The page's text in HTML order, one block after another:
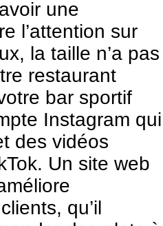
une
l’attention sur
, la taille n’a pas
restaurant
bar sportif
Instagram qui
des vidéos
Un site web
qu’il